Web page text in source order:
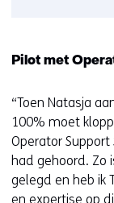
Pilot met
“Toen Natasja
100% moet
Operator Support
had gehoord. Zo
gelegd en heb ik
en expertise op